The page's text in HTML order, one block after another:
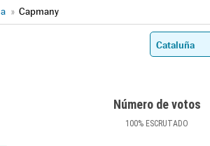
» Capmany
Número de votos
100% ESCRUTADO